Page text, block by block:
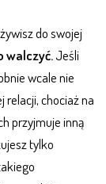
do swojej
walczyć.Jeśli
wcale nie
relacji, chociaż na
przyjmuje inną
tylko